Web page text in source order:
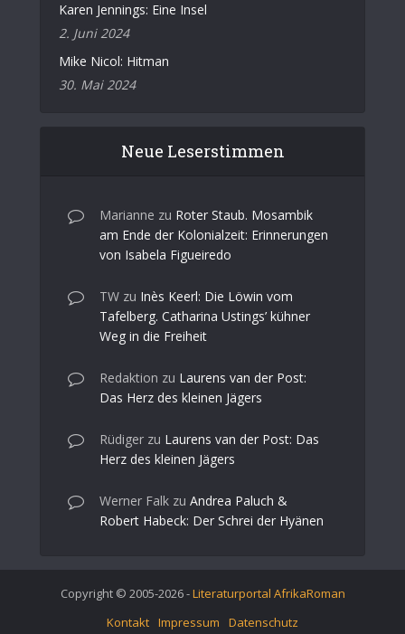
Karen Jennings: Eine Insel
2. Juni 2024
Mike Nicol: Hitman
30. Mai 2024
Neue Leserstimmen
Marianne zu Roter Staub. Mosambik
am Ende der Kolonialzeit: Erinnerungen
von Isabela Figueiredo
TW zu Inès Keerl: Die Löwin vom
Tafelberg. Catharina Ustings’ kühner
Weg in die Freiheit
Redaktion zu Laurens van der Post:
Das Herz des kleinen Jägers
Rüdiger zu Laurens van der Post: Das
Herz des kleinen Jägers
Werner Falk zu Andrea Paluch &
Robert Habeck: Der Schrei der Hyänen
Copyright © 2005-2026 -Literaturportal AfrikaRoman
Kontakt Impressum Datenschutz